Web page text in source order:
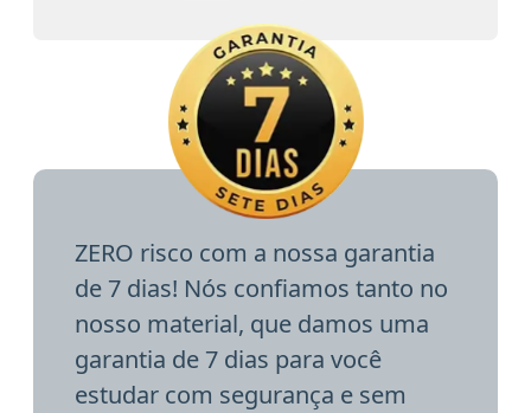
ZERO risco com a nossa garantia
de 7 dias! Nós confiamos tanto no
nosso material, que damos uma
garantia de 7 dias para você
estudar com segurança e sem